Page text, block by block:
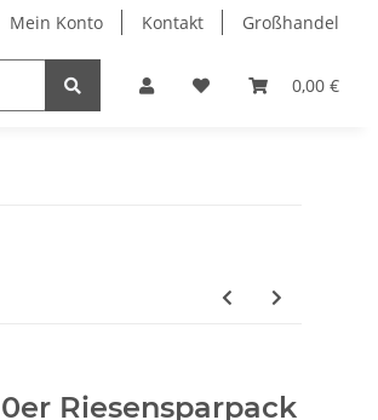
Mein Konto Kontakt Großhandel
0,00 €
PVC Kartendrucker & Zubehör TiDis
Riesensparpack